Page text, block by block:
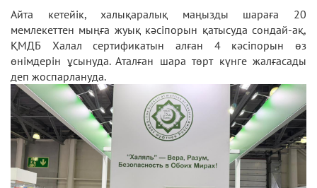
Айта кетейік, халықаралық маңызды шараға 20
мемлекеттен мыңға жуық кәсіпорын қатысуда сондай-ақ,
ҚМДБ Халал сертификатын алған 4 кәсіпорын өз
өнімдерін ұсынуда. Аталған шара төрт күнге жалғасады
деп жоспарлануда.